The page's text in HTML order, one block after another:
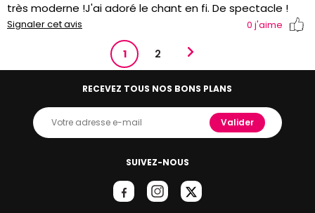
très moderne !J'ai adoré le chant en fi. De spectacle !
Signaler cet avis 0 j'aime
1 2
SUIVEZ-NOUS
RECEVEZ TOUS NOS BONS PLANS
Valider